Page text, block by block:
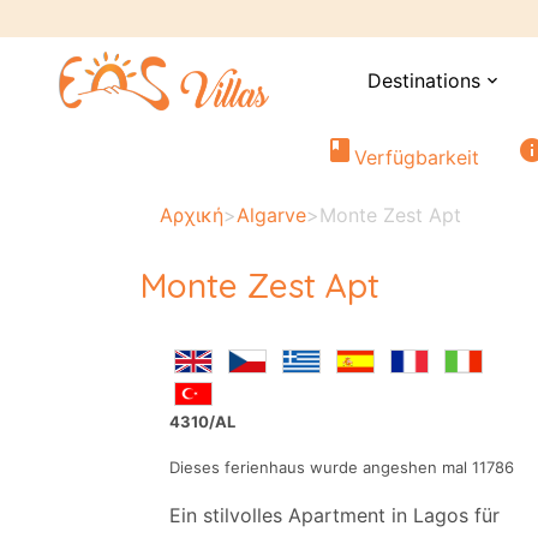
Destinations expand_more
book Verfügbarkeit
Αρχική>Algarve>Monte Zest Apt
Monte Zest Apt
4310/AL
Dieses ferienhaus wurde angeshen mal 11786
Ein stilvolles Apartment in Lagos für